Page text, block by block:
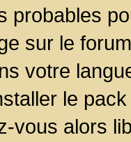
probables
sur le
votre
le
vous alors